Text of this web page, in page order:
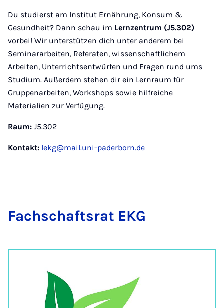
Du studierst am Institut Ernährung, Konsum &
Gesundheit? Dann schau im Lernzentrum (J5.302)
vorbei! Wir unterstützen dich unter anderem bei
Seminararbeiten, Referaten, wissenschaftlichem
Arbeiten, Unterrichtsentwürfen und Fragen rund ums
Studium. Außerdem stehen dir ein Lernraum für
Gruppenarbeiten, Workshops sowie hilfreiche
Materialien zur Verfügung.
Raum: J5.302
Kontakt: lekg@mail.uni-paderborn.de
Fach­schafts­rat EKG